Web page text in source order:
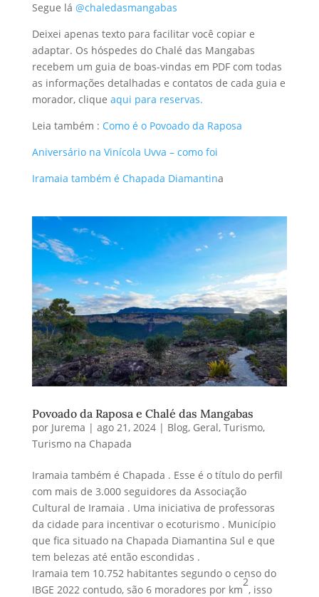
Segue lá @chaledasmangabas
Deixei apenas texto para facilitar você copiar e
adaptar. Os hóspedes do Chalé das Mangabas
recebem um guia de boas-vindas em PDF com todas
as informações detalhadas e contatos de cada guia e
morador, clique aqui para reservas.
Leia também : Como é o Povoado da Raposa
Aniversário na Vinícola Uvva – como foi
Iramaia também é Chapada Diamantina
Povoado da Raposa e Chalé das Mangabas
por Jurema | ago 21, 2024| Blog, Geral, Turismo,
Turismo na Chapada
Iramaia também é Chapada . Esse é o título do perfil
com mais de 3.000 seguidores da Associação
Cultural de Iramaia . Uma iniciativa de professoras
da cidade para incentivar o ecoturismo . Município
que fica situado na Chapada Diamantina Sul e que
tem belezas até então escondidas .
Iramaia tem 10.752 habitantes segundo o censo do
IBGE 2022 contudo, são 6 moradores por km
2
, isso